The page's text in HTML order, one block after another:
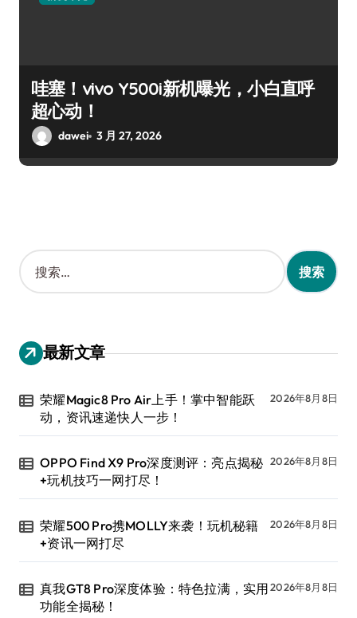
哇塞！vivo Y500i新机曝光，小白直呼
超心动！
dawei 3 月 27, 2026
搜
索
：
最新文章
荣耀Magic8 Pro Air上手！掌中智能跃
动，资讯速递快人一步！
2026年8月8日
OPPO Find X9 Pro深度测评：亮点揭秘
+玩机技巧一网打尽！
2026年8月8日
荣耀500 Pro携MOLLY来袭！玩机秘籍
+资讯一网打尽
2026年8月8日
真我GT8 Pro深度体验：特色拉满，实用
功能全揭秘！
2026年8月8日